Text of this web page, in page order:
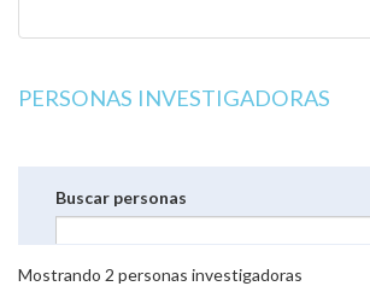
PERSONAS INVESTIGADORAS
Buscar personas
Mostrando 2 personas investigadoras